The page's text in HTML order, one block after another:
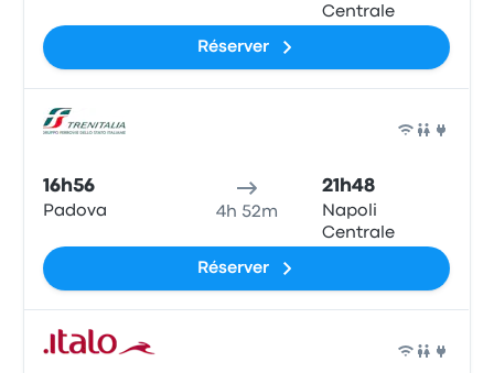
Centrale
Réserver
16h56
Padova 4h 52m
21h48
Napoli
Centrale
Réserver